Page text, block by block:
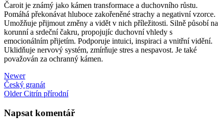
Čaroit je známý jako kámen transformace a duchovního růstu.
Pomáhá překonávat hluboce zakořeněné strachy a negativní vzorce.
Umožňuje přijmout změny a vidět v nich příležitosti. Silně působí na
korunní a srdeční čakru, propojujíc duchovní vhledy s
emocionálním přijetím. Podporuje intuici, inspiraci a vnitřní vidění.
Uklidňuje nervový systém, zmírňuje stres a nespavost. Je také
považován za ochranný kámen.
Newer
Český granát
Older Citrín přírodní
Napsat komentář